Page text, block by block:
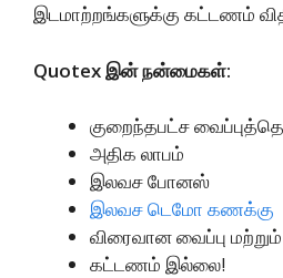
இடமாற்றங்களுக்கு கட்டணம்
Quotex இன் நன்மைகள்:
குறைந்தபட்ச
அதிக லாபம்
இலவச போனஸ்
இலவச டெமோ கணக்கு
விரைவான வைப்பு மற்றும்
கட்டணம் இல்லை!